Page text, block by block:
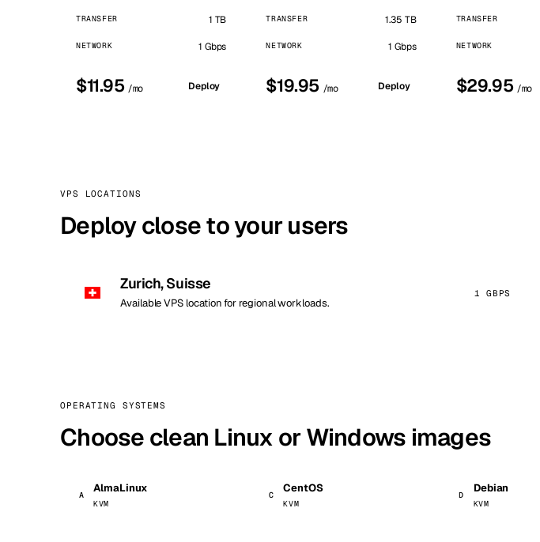
TRANSFER 1 TB
NETWORK 1 Gbps
$11.95 /mo Deploy
TRANSFER 1.35 TB
NETWORK 1 Gbps
$19.95 /mo Deploy
TRANSFER
NETWORK
$29.95 /mo
VPS LOCATIONS
Deploy close to your users
Zurich, Suisse
Available VPS location for regional workloads.
1 GBPS
OPERATING SYSTEMS
Choose clean Linux or Windows images
A
AlmaLinux
KVM
C
CentOS
KVM
D
Debian
KVM